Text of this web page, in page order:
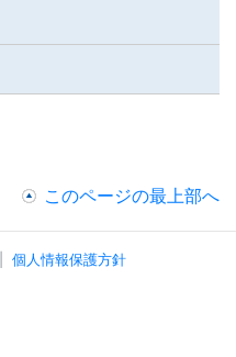
このページの最上部へ
個人情報保護方針